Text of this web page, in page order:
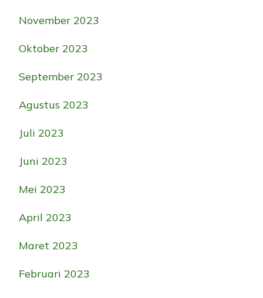
November 2023
Oktober 2023
September 2023
Agustus 2023
Juli 2023
Juni 2023
Mei 2023
April 2023
Maret 2023
Februari 2023